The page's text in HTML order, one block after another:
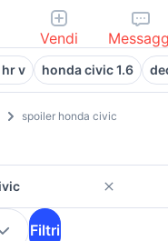
Vendi
v honda civic 1.6
spoiler honda civic
Filtri